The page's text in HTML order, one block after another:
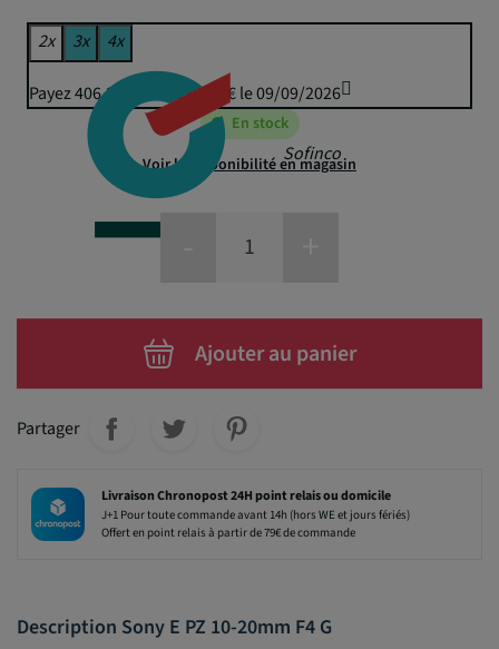
Sofinco
2x 3x 4x
Payez 406,37 € puis 399,50 € le 09/09/2026
En stock
Voir la disponibilité en magasin
Ajouter au panier
Partager
Livraison Chronopost 24H point relais ou domicile
J+1 Pour toute commande avant 14h (hors WE et jours fériés)
Offert en point relais à partir de 79€ de commande
Description Sony E PZ 10-20mm F4 G